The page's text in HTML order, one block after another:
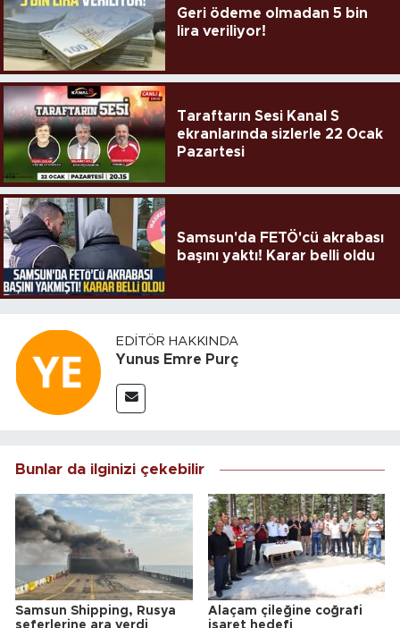
Geri ödeme olmadan 5 bin
lira veriliyor!
Taraftarın Sesi Kanal S
ekranlarında sizlerle 22 Ocak
Pazartesi
Samsun'da FETÖ'cü akrabası
başını yaktı! Karar belli oldu
EDITÖR HAKKINDA
Yunus Emre Purç
Bunlar da ilginizi çekebilir
Samsun Shipping, Rusya
Alaçam çileğine coğrafi